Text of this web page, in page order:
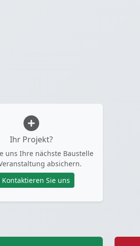
Ihr Projekt?
uns Ihre nächste Baustelle
absichern.
Kontaktieren Sie uns